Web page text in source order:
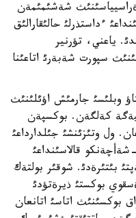
شةشئمئمةن
ءداستذرلئ حالئقارالئق
ياعني، تؤرنير
سپورت شةبةرئ اتاعئنا
جئلئ ماثعئستاؤ وبلئسئ جارمئش اؤئلئنئث
كةلگةن. بوكسپةن
ول وتئزئنشئ جئلدارداعئ
شةأچةنكو قالاسئنداعئ
بئتئرةدئ. شوقئر بولتةك
اؤةسقوي بوكستئ ذيرةتؤدئ
بوكسئنئث اتاسئ اتانعان